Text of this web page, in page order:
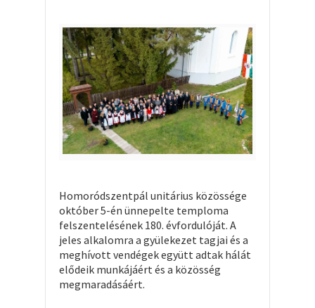
Homoródszentpál unitárius közössége
október 5-én ünnepelte temploma
felszentelésének 180. évfordulóját. A
jeles alkalomra a gyülekezet tagjai és a
meghívott vendégek együtt adtak hálát
elődeik munkájáért és a közösség
megmaradásáért.